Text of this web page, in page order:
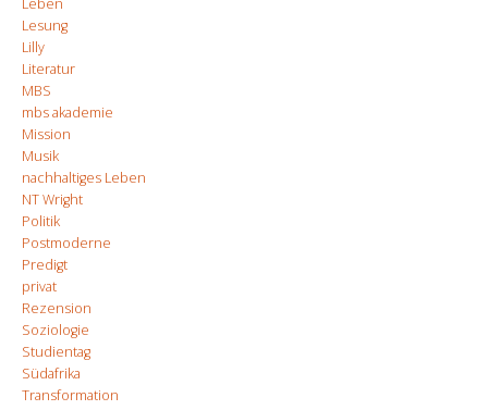
Leben
Lesung
Lilly
Literatur
MBS
mbs akademie
Mission
Musik
nachhaltiges Leben
NT Wright
Politik
Postmoderne
Predigt
privat
Rezension
Soziologie
Studientag
Südafrika
Transformation